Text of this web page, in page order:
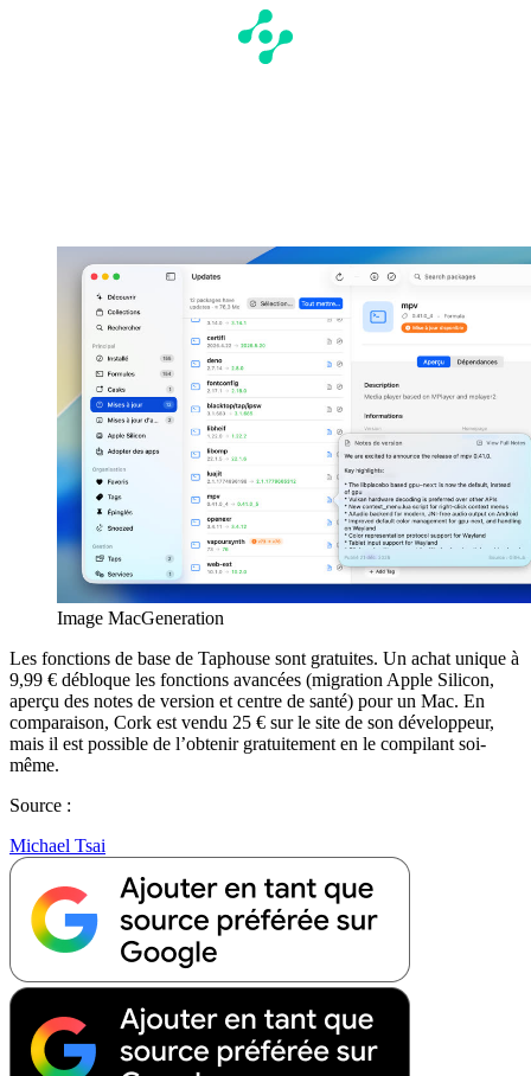
Image MacGeneration
Les fonctions de base de Taphouse sont gratuites. Un achat unique à
9,99 € débloque les fonctions avancées (migration Apple Silicon,
aperçu des notes de version et centre de santé) pour un Mac. En
comparaison, Cork est vendu 25 € sur le site de son développeur,
mais il est possible de l’obtenir gratuitement en le compilant soi-
même.
Source :
Michael Tsai